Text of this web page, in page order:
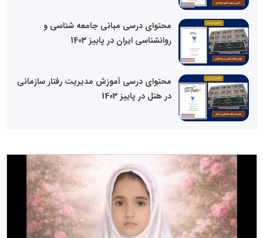
محتوای درسی مبانی جامعه شناسی و
روانشناسی ایران در پاییز 1403
محتوای درسی آموزش مدیریت رفتار سازمانی
در هتل در پاییز 1403